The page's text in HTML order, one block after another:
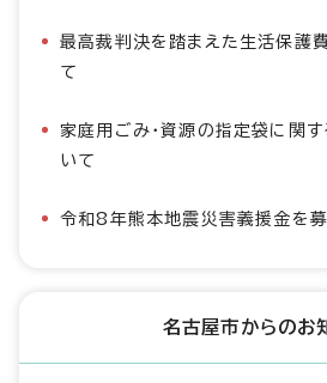
最高裁判決を踏まえた生活保護
て
家庭用ごみ・資源の指定袋に関
いて
令和8年熊本地震災害義援金を
名古屋市からのお